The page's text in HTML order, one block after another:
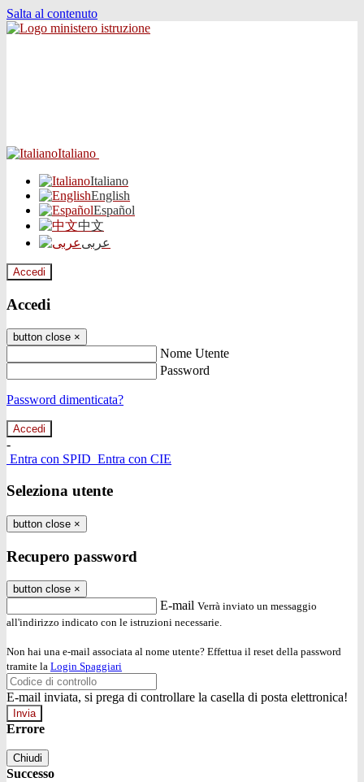
Salta al contenuto
Italiano
Italiano
English
Español
中文
عربى
Accedi
Accedi
button close ×
Nome Utente
Password
Password dimenticata?
-
Entra con SPID Entra con CIE
Seleziona utente
button close ×
Recupero password
button close ×
E-mail Verrà inviato un messaggio
all'indirizzo indicato con le istruzioni necessarie.
Non hai una e-mail associata al nome utente? Effettua il reset della password
tramite la Login Spaggiari
E-mail inviata, si prega di controllare la casella di posta elettronica!
Errore
Chiudi
Successo